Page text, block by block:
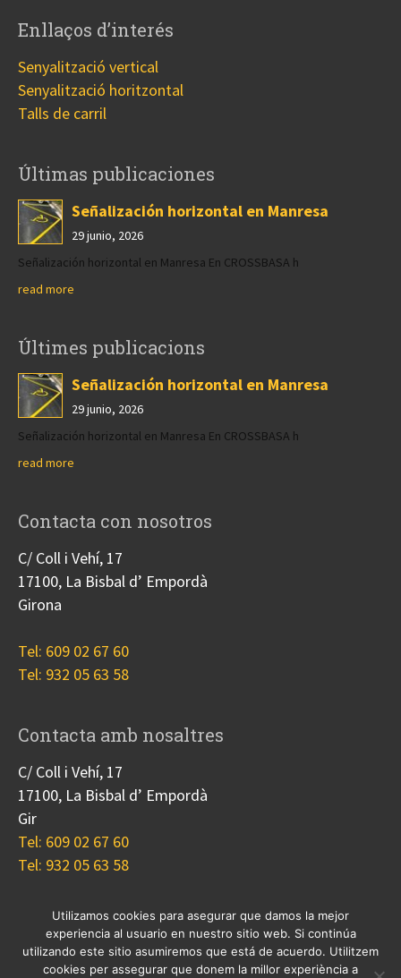
Enllaços d’interés
Senyalització vertical
Senyalització horitzontal
Talls de carril
Últimas publicaciones
Señalización horizontal en Manresa
29 junio, 2026
Señalización horizontal en Manresa En CROSSBASA h
read more
Últimes publicacions
Señalización horizontal en Manresa
29 junio, 2026
Señalización horizontal en Manresa En CROSSBASA h
read more
Contacta con nosotros
C/ Coll i Vehí, 17
17100, La Bisbal d’ Empordà
Girona
Tel: 609 02 67 60
Tel: 932 05 63 58
Contacta amb nosaltres
C/ Coll i Vehí, 17
17100, La Bisbal d’ Empordà
Gir
Tel: 609 02 67 60
Tel: 932 05 63 58
Nosotros Proyectos Blog
Contacto
Cookies
Utilizamos cookies para asegurar que damos la mejor
experiencia al usuario en nuestro sitio web. Si continúa
utilizando este sitio asumiremos que está de acuerdo. Utilitzem
cookies per assegurar que donem la millor experiència a